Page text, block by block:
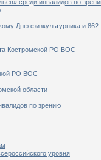
среди инвалидов по
Дню физкультурника и
Костромской РО ВОС
РО ВОС
области
по зрению
уровня